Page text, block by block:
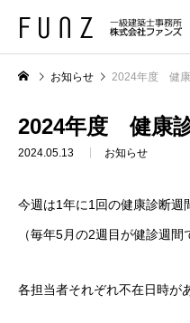
お知らせ 2024年度 健康
2024年度 健康
2024.05.13 お知らせ
今週は1年に1回の健康診断週
（毎年5月の2週目が健診週間
各担当者それぞれ不在日時が